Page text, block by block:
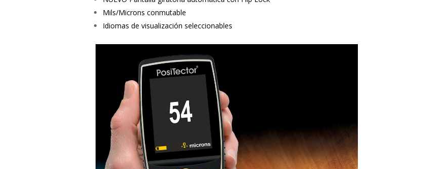
Mils/Microns conmutable
Idiomas de visualización seleccionables